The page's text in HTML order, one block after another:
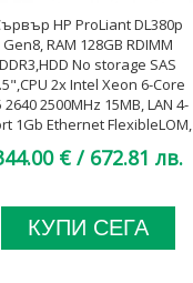
HP ProLiant DL380p
Gen8, RAM 128GB RDIMM
DDR3,HDD No storage SAS
2x Intel Xeon 6-Core
2640 2500MHz 15MB, LAN 4-
1Gb Ethernet FlexibleLOM,
€ / 672.81 лв.
КУПИ СЕГА